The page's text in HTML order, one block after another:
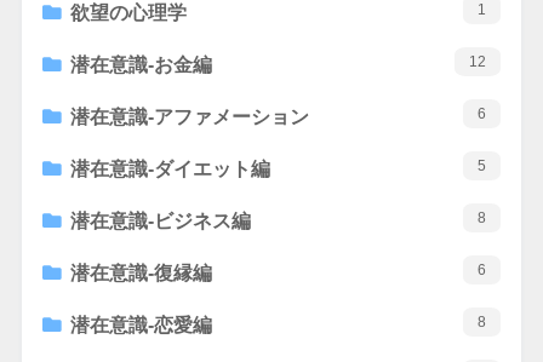
欲望の心理学 1
潜在意識-お金編 12
潜在意識-アファメーション 6
潜在意識-ダイエット編 5
潜在意識-ビジネス編 8
潜在意識-復縁編 6
潜在意識-恋愛編 8